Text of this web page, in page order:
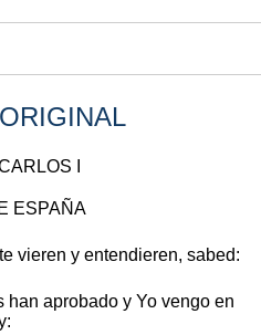
I
ESPAÑA
vieren y entendieren, sabed:
han aprobado y Yo vengo en